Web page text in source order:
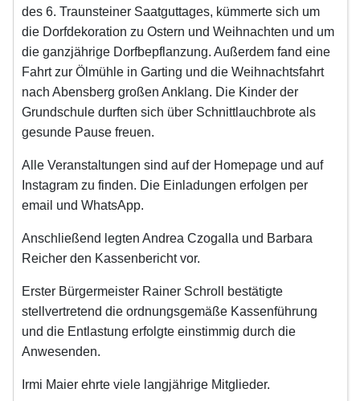
des 6. Traunsteiner Saatguttages, kümmerte sich um
die Dorfdekoration zu Ostern und Weihnachten und um
die ganzjährige Dorfbepflanzung. Außerdem fand eine
Fahrt zur Ölmühle in Garting und die Weihnachtsfahrt
nach Abensberg großen Anklang. Die Kinder der
Grundschule durften sich über Schnittlauchbrote als
gesunde Pause freuen.
Alle Veranstaltungen sind auf der Homepage und auf
Instagram zu finden. Die Einladungen erfolgen per
email und WhatsApp.
Anschließend legten Andrea Czogalla und Barbara
Reicher den Kassenbericht vor.
Erster Bürgermeister Rainer Schroll bestätigte
stellvertretend die ordnungsgemäße Kassenführung
und die Entlastung erfolgte einstimmig durch die
Anwesenden.
Irmi Maier ehrte viele langjährige Mitglieder.